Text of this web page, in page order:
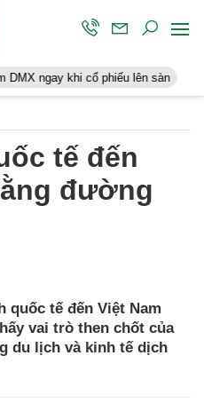
cổ phiếu lên sàn Người
tế đến
đường
quốc tế đến Việt Nam
vai trò then chốt của
du lịch và kinh tế dịch